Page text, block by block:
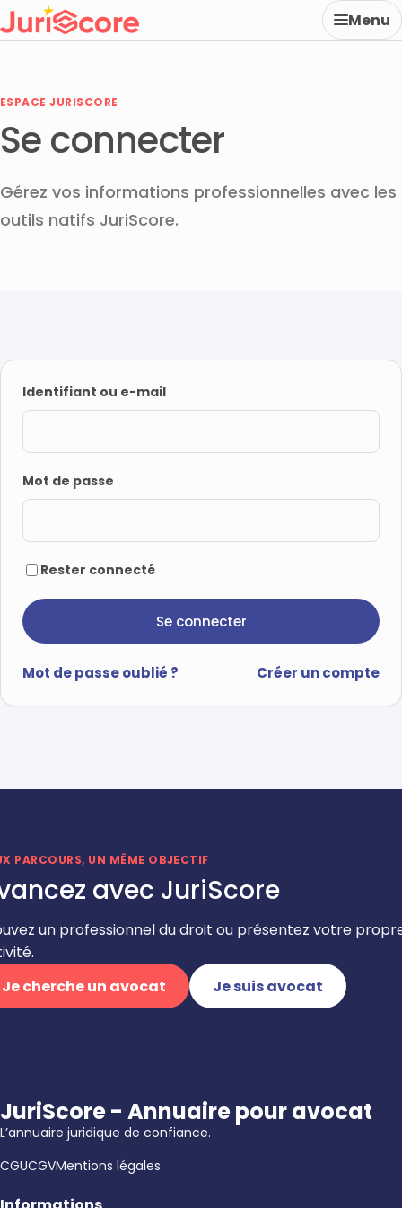
Menu
ESPACE JURISCORE
Se connecter
Gérez vos informations professionnelles avec les
outils natifs JuriScore.
Identifiant ou e-mail
Mot de passe
Rester connecté
Se connecter
Mot de passe oublié ? Créer un compte
PARCOURS, UN MÊME OBJECTIF
avec JuriScore
un professionnel du droit ou présentez votre
Je cherche un avocat
Je suis avocat
JuriScore - Annuaire pour avocat
L’annuaire juridique de confiance.
CGUCGVMentions légales